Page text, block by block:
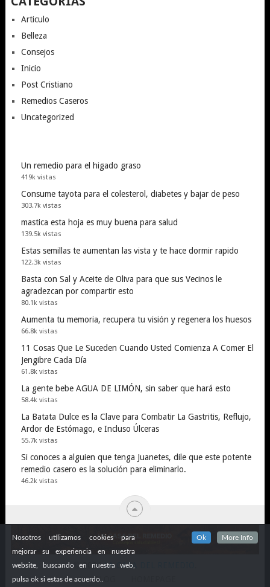
Articulo
Belleza
Consejos
Inicio
Post Cristiano
Remedios Caseros
Uncategorized
Un remedio para el higado graso
419k vistas
Consume tayota para el colesterol, diabetes y bajar de peso
303.7k vistas
mastica esta hoja es muy buena para salud
139.5k vistas
Estas semillas te aumentan las vista y te hace dormir rapido
122.3k vistas
Basta con Sal y Aceite de Oliva para que sus Vecinos le
agradezcan por compartir esto
80.1k vistas
Aumenta tu memoria, recupera tu visión y regenera los huesos
66.8k vistas
11 Cosas Que Le Suceden Cuando Usted Comienza A Comer El
Jengibre Cada Día
61.8k vistas
La gente bebe AGUA DE LIMÓN, sin saber que hará esto
58.4k vistas
La Batata Dulce es la Clave para Combatir La Gastritis, Reflujo,
Ardor de Estómago, e Incluso Úlceras
55.7k vistas
Si conoces a alguien que tenga Juanetes, dile que este potente
remedio casero es la solución para eliminarlo.
46.2k vistas
© 2026LA CASA DEL REMEDIO
BLOG
Nosotros utilizamos cookies para
mejorar su experiencia en nuestra
website, buscando en nuestra web,
pulsa ok si estas de acuerdo..
Ok More Info